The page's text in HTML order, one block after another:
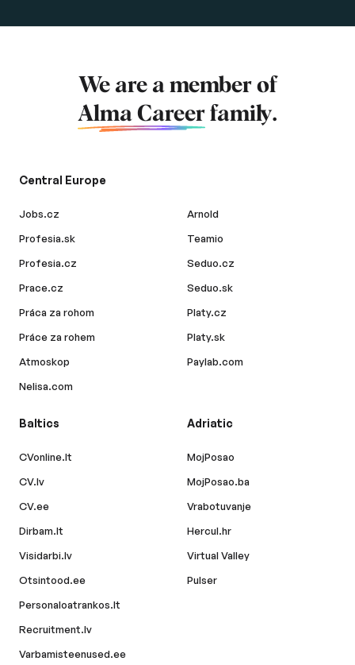
We are a member of
Alma Career family.
Central Europe
Jobs.cz
Profesia.sk
Profesia.cz
Prace.cz
Práca za rohom
Práce za rohem
Atmoskop
Nelisa.com
Arnold
Teamio
Seduo.cz
Seduo.sk
Platy.cz
Platy.sk
Paylab.com
Baltics
CVonline.lt
CV.lv
CV.ee
Dirbam.lt
Visidarbi.lv
Otsintood.ee
Personaloatrankos.lt
Recruitment.lv
Varbamisteenused.ee
Adriatic
MojPosao
MojPosao.ba
Vrabotuvanje
Hercul.hr
Virtual Valley
Pulser